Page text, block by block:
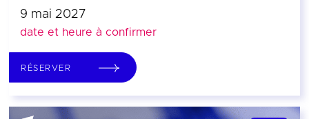
9 mai 2027
date et heure à confirmer
RÉSERVER